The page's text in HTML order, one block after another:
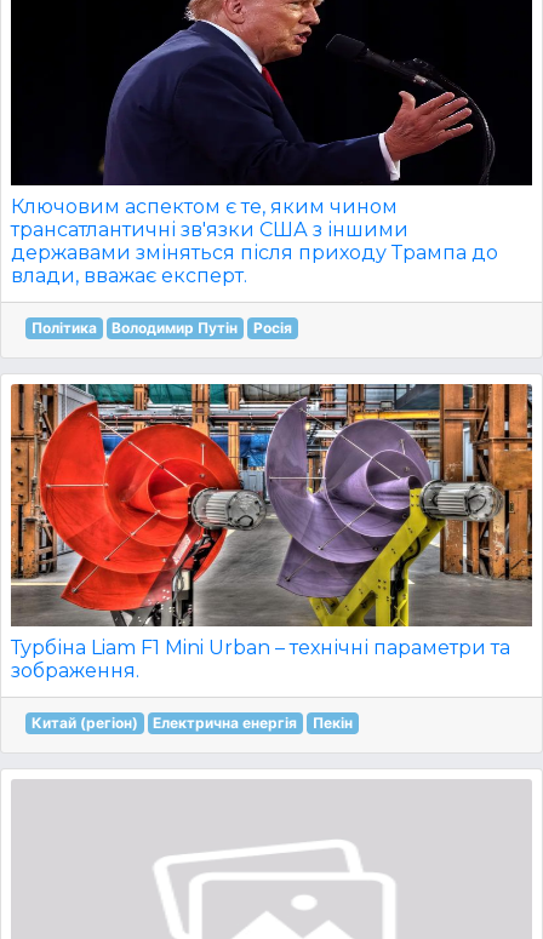
Ключовим аспектом є те, яким чином
трансатлантичні зв'язки США з іншими
державами зміняться після приходу Трампа до
влади, вважає експерт.
Політика Володимир Путін Росія
Турбіна Liam F1 Mini Urban – технічні параметри та
зображення.
Китай (регіон) Електрична енергія Пекін